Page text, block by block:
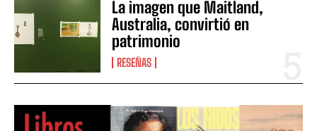
La imagen que Maitland,
Australia, convirtió en
patrimonio
RESEÑAS